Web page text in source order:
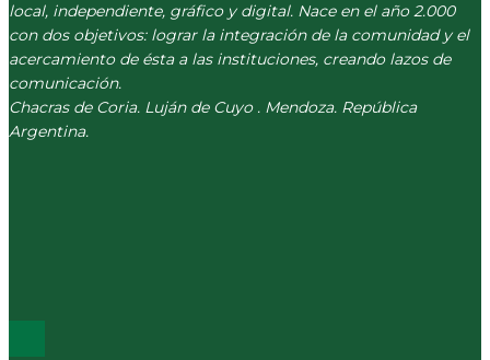
local, independiente, gráfico y digital. Nace en el año 2.000
con dos objetivos: lograr la integración de la comunidad y el
acercamiento de ésta a las instituciones, creando lazos de
comunicación.
Chacras de Coria. Luján de Cuyo . Mendoza. República
Argentina.